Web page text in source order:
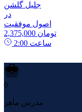
جلیل گلشن
در
اصول موفقیت
2,375,000 تومان
2:00 ساعت
0
مدرس ماهر